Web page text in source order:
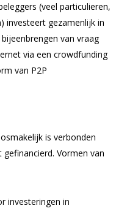
(veel particulieren,
investeert gezamenlijk in
van vraag
via een crowdfunding
van P2P
is verbonden
Vormen van
investeringen in